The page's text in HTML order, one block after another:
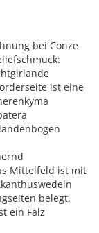
bei Conze
ist eine
Mittelfeld ist mit
belegt.
ein Falz